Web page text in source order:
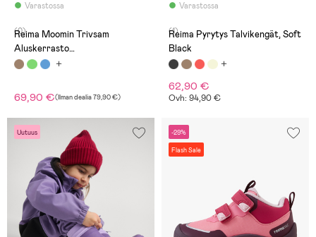
Varastossa
(0)
Reima Moomin Trivsam
Aluskerrasto
Merinovillasekoite, Rose Blush
69,90 €(Ilman dealia79,90 €)
Varastossa
(1)
Reima Pyrytys Talvikengät, Soft
Black
62,90 €
Ovh: 94,90 €
Uutuus -29%
Flash Sale